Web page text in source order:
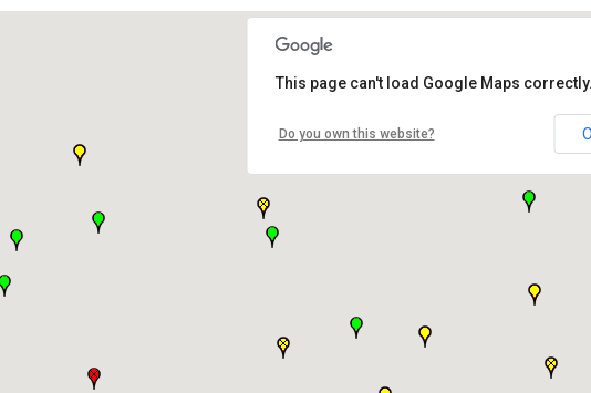
This page can't load Google Maps
Do you own this website?